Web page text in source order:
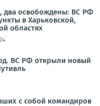
два освобождены: ВС РФ
в Харьковской,
областях
ВС РФ открыли новый
с собой командиров